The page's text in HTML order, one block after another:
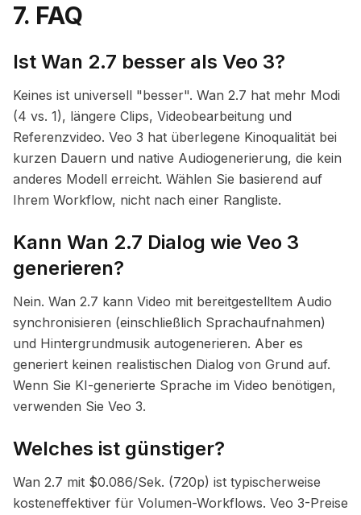
7. FAQ
Ist Wan 2.7 besser als Veo 3?
Keines ist universell "besser". Wan 2.7 hat mehr Modi
(4 vs. 1), längere Clips, Videobearbeitung und
Referenzvideo. Veo 3 hat überlegene Kinoqualität bei
kurzen Dauern und native Audiogenerierung, die kein
anderes Modell erreicht. Wählen Sie basierend auf
Ihrem Workflow, nicht nach einer Rangliste.
Kann Wan 2.7 Dialog wie Veo 3
generieren?
Nein. Wan 2.7 kann Video mit bereitgestelltem Audio
synchronisieren (einschließlich Sprachaufnahmen)
und Hintergrundmusik autogenerieren. Aber es
generiert keinen realistischen Dialog von Grund auf.
Wenn Sie KI-generierte Sprache im Video benötigen,
verwenden Sie Veo 3.
Welches ist günstiger?
Wan 2.7 mit $0.086/Sek. (720p) ist typischerweise
kosteneffektiver für Volumen-Workflows. Veo 3-Preise